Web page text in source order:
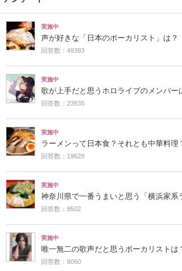
実施中
声が好きな「日本のボーカリスト」は？
回答数：49393
実施中
歌が上手だと思うホロライブのメンバー
回答数：23835
実施中
ラーメンって日本食？それとも中華料理
回答数：19628
実施中
神奈川県で一番うまいと思う「横浜家系
回答数：8502
実施中
唯一無二の歌声だと思うボーカリストは
回答数：8060